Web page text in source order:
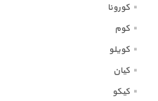
کورونا
کوم
کویلو
کیان
کیکو